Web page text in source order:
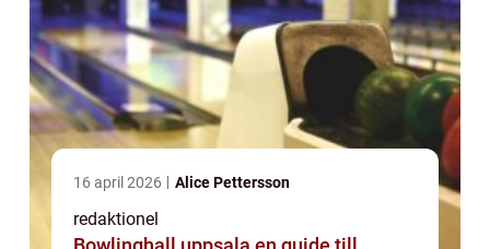
16 april 2026 Alice Pettersson
redaktionel